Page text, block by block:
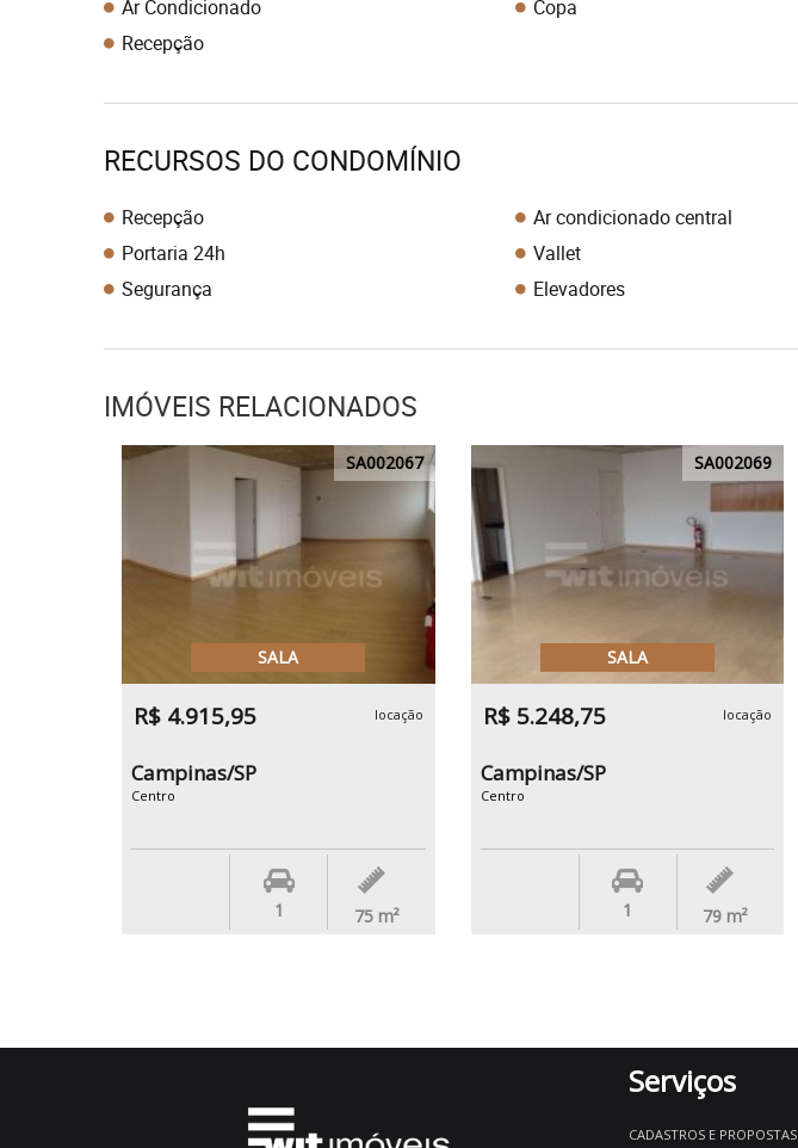
Ar Condicionado
Copa
Recepção
RECURSOS DO CONDOMÍNIO
Recepção
Ar condicionado central
Portaria 24h
Vallet
Segurança
Elevadores
IMÓVEIS RELACIONADOS
SA002067
SALA
R$ 4.915,95 locação
Campinas/SP
Centro
1 75 m²
SA002069
SALA
R$ 5.248,75 locação
Campinas/SP
Centro
1 79 m²
Serviços
CADASTROS E PROPOSTAS